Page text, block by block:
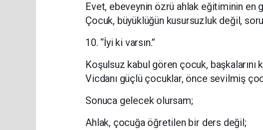
Evet, ebeveynin özrü ahlak eğitiminin en
Çocuk, büyüklüğün kusursuzluk değil,
10. “İyi ki varsın.”
Koşulsuz kabul gören çocuk, başkalarını
Vicdanı güçlü çocuklar, önce sevilmiş
Sonuca gelecek olursam;
Ahlak, çocuğa öğretilen bir ders değil;